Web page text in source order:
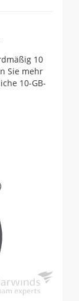
10
Sie mehr
10-GB-